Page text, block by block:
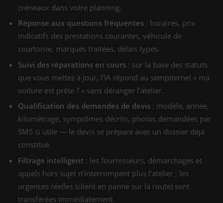
créneaux dans votre planning.
Réponse aux questions fréquentes : horaires, prix
indicatifs des prestations courantes, véhicule de
courtoisie, marques traitées, délais types.
Suivi des réparations en cours : sur la base des statuts
que vous mettez à jour, l’IA répond au sempiternel « ma
voiture est prête ? » sans déranger l’atelier.
Qualification des demandes de devis : modèle, année,
kilométrage, symptômes décrits, photos demandées par
SMS si utile — le devis se prépare avec un dossier déjà
constitué.
Filtrage intelligent : les fournisseurs, démarchages et
appels hors sujet n’interrompent plus l’atelier ; les
urgences réelles (client en panne sur la route) sont
transférées immédiatement.